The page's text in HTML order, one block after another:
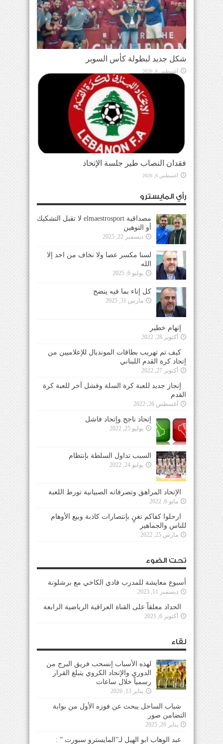
شكل جديد لبطولة كأس السوبر
أغسطس 6, 2026
فقدان النصاب طير جلسة الإتحاد
أغسطس 6, 2026
رأي المايسترو
مصداقية elmaestrosport لا تقبل التشكيك
أو التوهين
ديسمبر 22, 2025
لسنا مكسر عصا ولا نخاف من احد إلا
الله
يوليو 6, 2025
كل إناء بما فيه ينضح
مارس 31, 2025
إتهام خطير
أكتوبر 28, 2022
كيف تم تهريب بطاقات المونديال للإعلاميين من
إتحاد كرة القدم اللبناني
أكتوبر 27, 2022
إنجاز جديد للعبة كرة السلة وفشل آخر للعبة كرة
القدم
أغسطس 26, 2022
إتحاد ناجح وإتحاد فاشل
يوليو 25, 2022
السبب تداول السلطة بإنتظام
يوليو 24, 2022
الإتحاد المراهق وتصرفاته الصبيانية تورط اللعبة
مايو 6, 2022
ارحلوا كفاكم تغنٍ بإنتصارات كاذبة وبيع الأوهام
للناس والجماهير
مارس 25, 2022
تحت الضوء
أسبوع معايشة للمدرب فادي الكاخي مع برشلونة
ديسمبر 11, 2023
الحداد معلقاً على القناة العراقية الرياضية الرابعة
أكتوبر 6, 2021
لقاء
لهذه الأسباب إنسحب فريق البرج من
الدوري والإتحاد الكروي يتبلغ القرار
رسمياً خلال ساعات
يناير 13, 2026
شباب الساحل يبحث عن فوزه الأول من بوابة
التضامن صور
يناير 26, 2025
عبد الوهاب ابو الهيل لـ”المايسترو سبورت ” :